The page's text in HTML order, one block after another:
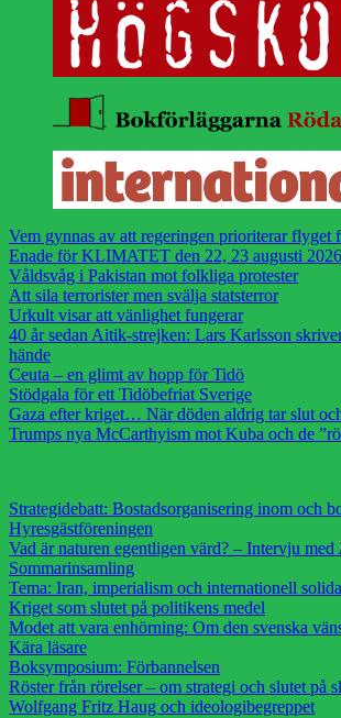
Vem gynnas av att regeringen prioriterar flyget
Enade för KLIMATET den 22, 23 augusti 2026
Våldsvåg i Pakistan mot folkliga protester
Att sila terrorister men svälja statsterror
Urkult visar att vänlighet fungerar
40 år sedan Aitik-strejken: Lars Karlsson
hände
Ceuta – en glimt av hopp för Tidö
Stödgala för ett Tidöbefriat Sverige
Gaza efter kriget… När döden aldrig tar slut
Trumps nya McCarthyism mot Kuba och de
Strategidebatt: Bostadsorganisering inom och
Hyresgästföreningen
Vad är naturen egentligen värd? – Intervju med
Sommarinsamling
Tema: Iran, imperialism och internationell
Kriget som slutet på politikens medel
Modet att vara enhörning: Om den svenska
Kära läsare
Boksymposium: Förbannelsen
Röster från rörelser – om strategi och slutet på
Wolfgang Fritz Haug och ideologibegreppet